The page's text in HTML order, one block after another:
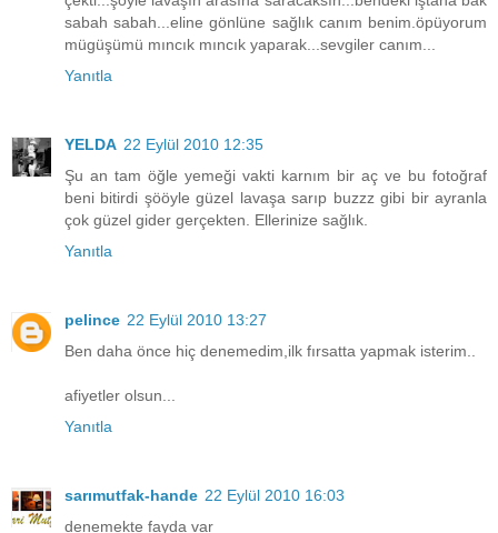
sabah sabah...eline gönlüne sağlık canım benim.öpüyorum
mügüşümü mıncık mıncık yaparak...sevgiler canım...
Yanıtla
YELDA 22 Eylül 2010 12:35
Şu an tam öğle yemeği vakti karnım bir aç ve bu fotoğraf
beni bitirdi şööyle güzel lavaşa sarıp buzzz gibi bir ayranla
çok güzel gider gerçekten. Ellerinize sağlık.
Yanıtla
pelince 22 Eylül 2010 13:27
Ben daha önce hiç denemedim,ilk fırsatta yapmak isterim..
afiyetler olsun...
Yanıtla
sarımutfak-hande 22 Eylül 2010 16:03
denemekte fayda var